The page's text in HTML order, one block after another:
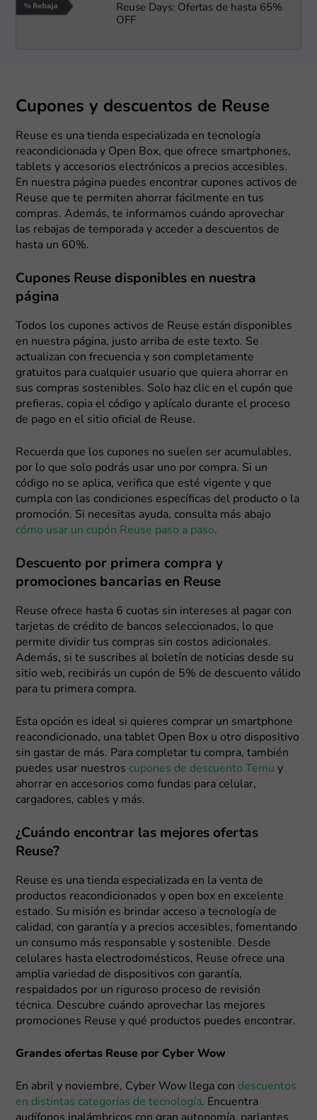
Reuse Days: Ofertas de hasta 65%
OFF
Cupones y descuentos de Reuse
Reuse es una tienda especializada en tecnología
reacondicionada y Open Box, que ofrece smartphones,
tablets y accesorios electrónicos a precios accesibles.
En nuestra página puedes encontrar cupones activos de
Reuse que te permiten ahorrar fácilmente en tus
compras. Además, te informamos cuándo aprovechar
las rebajas de temporada y acceder a descuentos de
hasta un 60%.
Cupones Reuse disponibles en nuestra
página
Todos los cupones activos de Reuse están disponibles
en nuestra página, justo arriba de este texto. Se
actualizan con frecuencia y son completamente
gratuitos para cualquier usuario que quiera ahorrar en
sus compras sostenibles. Solo haz clic en el cupón que
prefieras, copia el código y aplícalo durante el proceso
de pago en el sitio oficial de Reuse.
Recuerda que los cupones no suelen ser acumulables,
por lo que solo podrás usar uno por compra. Si un
código no se aplica, verifica que esté vigente y que
cumpla con las condiciones específicas del producto o la
promoción. Si necesitas ayuda, consulta más abajo
cómo usar un cupón Reuse paso a paso.
Descuento por primera compra y
promociones bancarias en Reuse
Reuse ofrece hasta 6 cuotas sin intereses al pagar con
tarjetas de crédito de bancos seleccionados, lo que
permite dividir tus compras sin costos adicionales.
Además, si te suscribes al boletín de noticias desde su
sitio web, recibirás un cupón de 5% de descuento válido
para tu primera compra.
Esta opción es ideal si quieres comprar un smartphone
reacondicionado, una tablet Open Box u otro dispositivo
sin gastar de más. Para completar tu compra, también
puedes usar nuestros cupones de descuento Temu y
ahorrar en accesorios como fundas para celular,
cargadores, cables y más.
¿Cuándo encontrar las mejores ofertas
Reuse?
Reuse es una tienda especializada en la venta de
productos reacondicionados y open box en excelente
estado. Su misión es brindar acceso a tecnología de
calidad, con garantía y a precios accesibles, fomentando
un consumo más responsable y sostenible. Desde
celulares hasta electrodomésticos, Reuse ofrece una
amplia variedad de dispositivos con garantía,
respaldados por un riguroso proceso de revisión
técnica. Descubre cuándo aprovechar las mejores
promociones Reuse y qué productos puedes encontrar.
Grandes ofertas Reuse por Cyber Wow
En abril y noviembre, Cyber Wow llega con descuentos
en distintas categorías de tecnología. Encuentra